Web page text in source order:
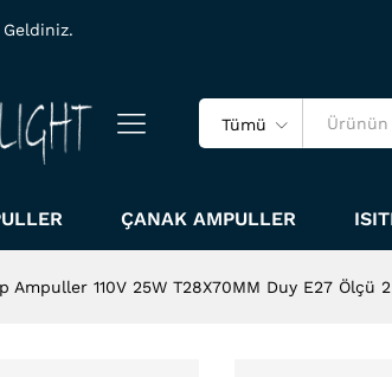
Geldiniz.
Tümü
ÇANAK AMPULLER
Ampuller 110V 25W T28X70MM Duy E27 Ölçü